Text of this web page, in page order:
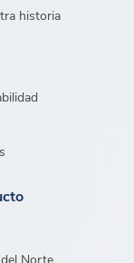
historia
Norte